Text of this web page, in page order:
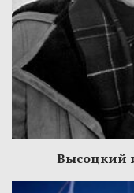
Высоцкий